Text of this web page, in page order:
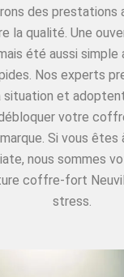
des prestations
la qualité. Une
été aussi
Nos experts
situation et
votre
Si vous êtes
nous sommes
coffre-fort
stress.